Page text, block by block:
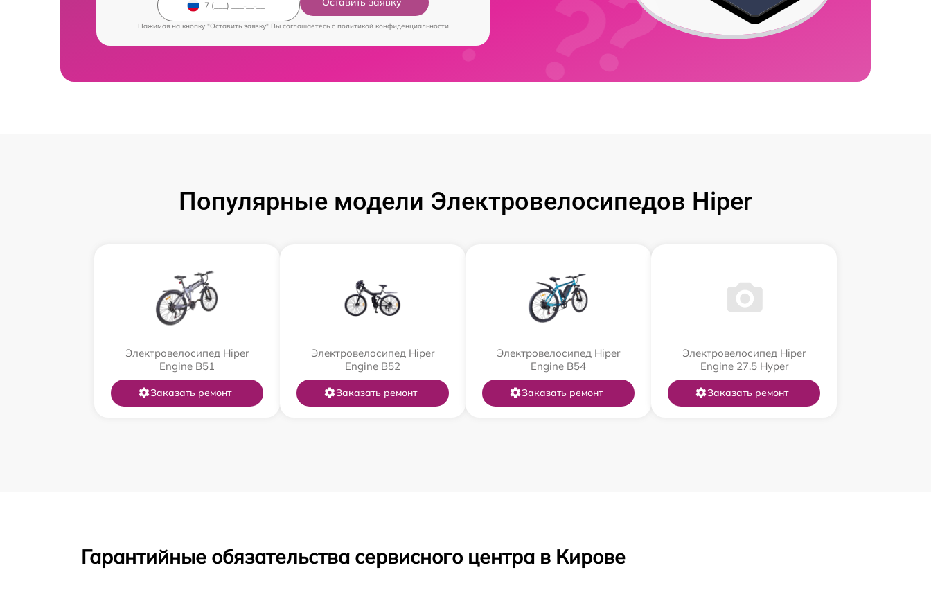
Нажимая на кнопку "Оставить заявку" Вы соглашаетесь c политикой конфиденциальности
Популярные модели Электровелосипедов Hiper
Электровелосипед Hiper
Engine B51
Заказать ремонт
Электровелосипед Hiper
Engine B52
Заказать ремонт
Электровелосипед Hiper
Engine B54
Заказать ремонт
Электровелосипед Hiper
Engine 27.5 Нyper
Заказать ремонт
Гарантийные обязательства сервисного центра в Кирове